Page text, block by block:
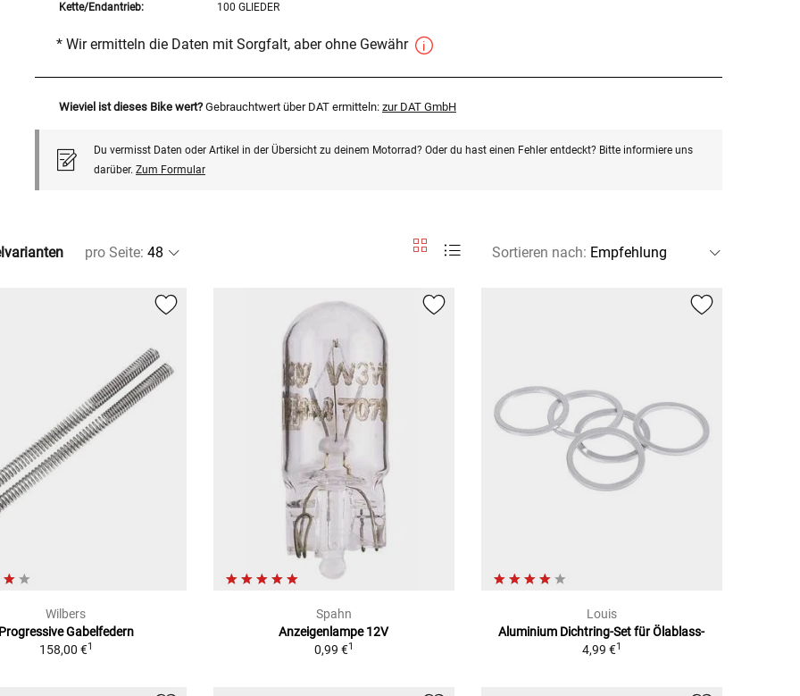
Kette/Endantrieb: 100 GLIEDER
* Wir ermitteln die Daten mit Sorgfalt, aber ohne Gewähr
Wieviel ist dieses Bike wert? Gebrauchtwert über DAT ermitteln: zur DAT GmbH
Du vermisst Daten oder Artikel in der Übersicht zu deinem Motorrad? Oder du hast einen Fehler entdeckt? Bitte informiere uns
darüber. Zum Formular
pro Seite: Sortieren nach:
Wilbers
Gabelfedern
158,00 €1
Spahn
Anzeigenlampe 12V
0,99 €1
Louis
Aluminium Dichtring-Set für Ölablass-
4,99 €1